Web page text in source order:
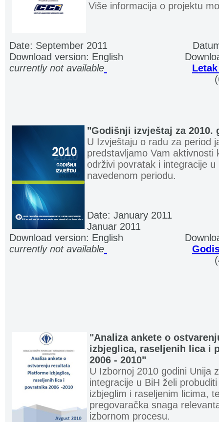
Više informacija o projektu
Date: September 2011
Download version: English
currently not available
"Godišnji izvještaj za 2010.
U Izvještaju o radu za period
predstavljamo Vam aktivnosti
održivi povratak i integracije u
navedenom periodu.
Date: January 2011
Januar 2011
Download version: English
currently not available
"Analiza ankete o
izbjeglica, raseljenih lica i
2006 - 2010"
U Izbornoj 2010 godini Unija
integracije u BiH želi
izbjeglim i raseljenim licima,
pregovaračka snaga
izbornom procesu.